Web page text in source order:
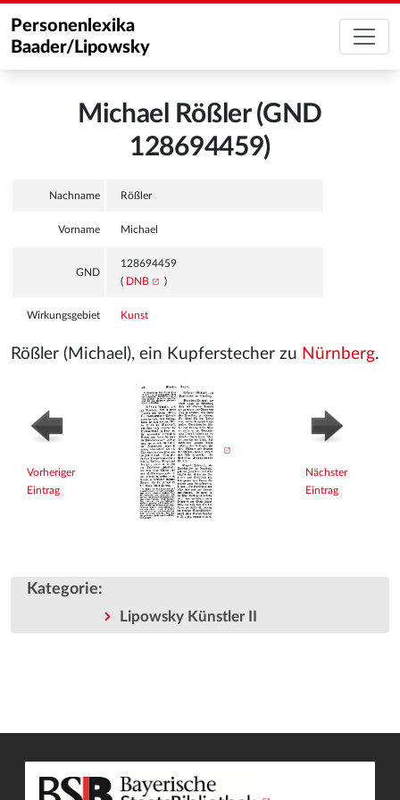
Personenlexika
Baader/Lipowsky
Michael Rößler (GND
128694459)
Nachname Rößler
Vorname Michael
GND
128694459
( DNB )
Wirkungsgebiet Kunst
Rößler (Michael), ein Kupferstecher zu Nürnberg.
Vorheriger
Eintrag
Nächster
Eintrag
Kategorie:
Lipowsky Künstler II